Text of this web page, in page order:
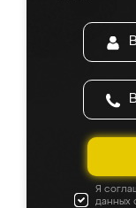
Я
данных